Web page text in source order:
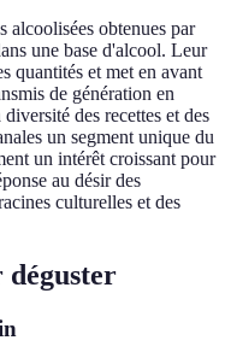
alcoolisées obtenues par
une base d'alcool. Leur
quantités et met en avant
de génération en
diversité des recettes et des
un segment unique du
un intérêt croissant pour
au désir des
culturelles et des
déguster